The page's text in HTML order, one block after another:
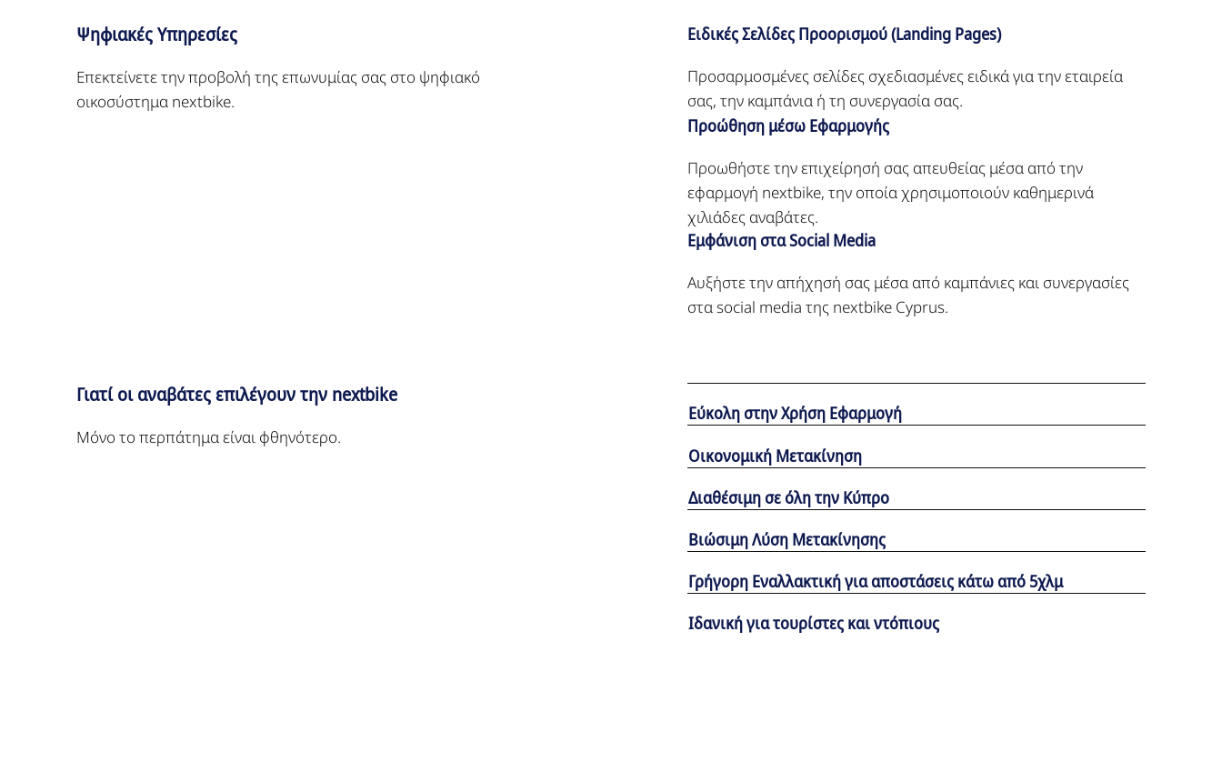
Ψηφιακές Υπηρεσίες
Επεκτείνετε την προβολή της επωνυμίας σας στο ψηφιακό
οικοσύστημα nextbike.
Ειδικές Σελίδες Προορισμού (Landing Pages)
Προσαρμοσμένες σελίδες σχεδιασμένες ειδικά για την εταιρεία
σας, την καμπάνια ή τη συνεργασία σας.
Προώθηση μέσω Εφαρμογής
Προωθήστε την επιχείρησή σας απευθείας μέσα από την
εφαρμογή nextbike, την οποία χρησιμοποιούν καθημερινά
χιλιάδες αναβάτες.
Εμφάνιση στα Social Media
Αυξήστε την απήχησή σας μέσα από καμπάνιες και συνεργασίες
στα social media της nextbike Cyprus.
Γιατί οι αναβάτες επιλέγουν την nextbike
Μόνο το περπάτημα είναι φθηνότερο.
Εύκολη στην Χρήση Εφαρμογή
Οικονομική Μετακίνηση
Διαθέσιμη σε όλη την Κύπρο
Βιώσιμη Λύση Μετακίνησης
Γρήγορη Εναλλακτική για αποστάσεις κάτω από 5χλμ
Ιδανική για τουρίστες και ντόπιους